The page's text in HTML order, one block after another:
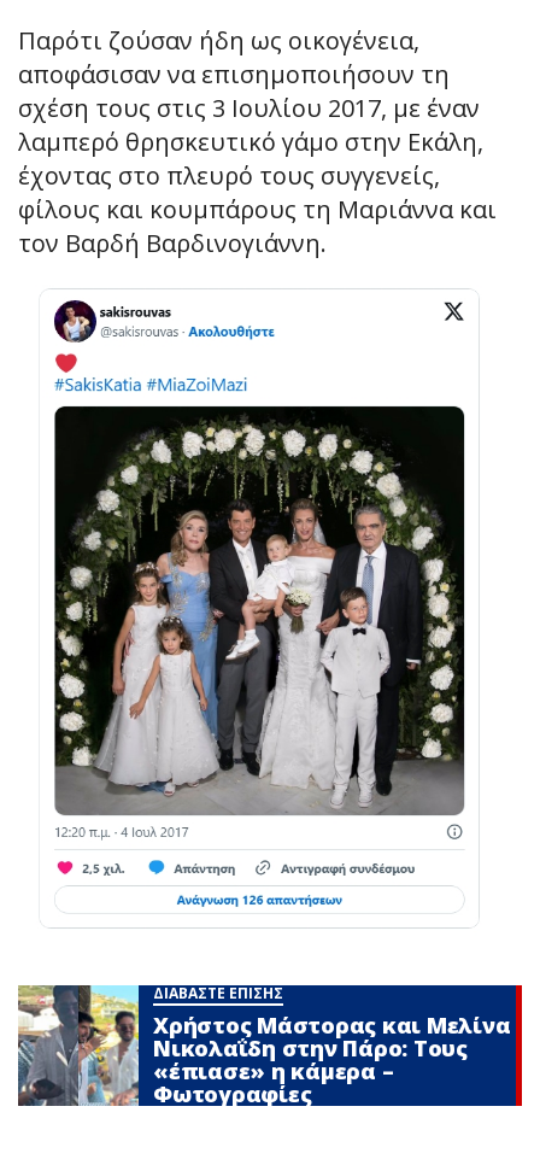
Παρότι ζούσαν ήδη ως οικογένεια,
αποφάσισαν να επισημοποιήσουν τη
σχέση τους στις 3 Ιουλίου 2017, με έναν
λαμπερό θρησκευτικό γάμο στην Εκάλη,
έχοντας στο πλευρό τους συγγενείς,
φίλους και κουμπάρους τη Μαριάννα και
τον Βαρδή Βαρδινογιάννη.
ΔΙΑΒΑΣΤΕ ΕΠΙΣΗΣ
Χρήστος Μάστορας και Μελίνα
Νικολαΐδη στην Πάρο: Τους
«έπιασε» η κάμερα –
Φωτογραφίες